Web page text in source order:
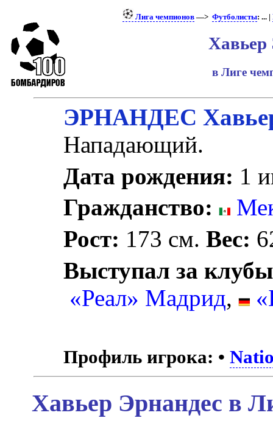
Лига чемпионов—> Футболисты: ... |
Хавьер
в Лиге
ЭРНАНДЕС
Нападающий.
Дата рождения: 1
Гражданство:
Рост: 173 см.Вес:
Выступал за
«Реал» Мадрид,
Профиль игрока: •
Хавьер Эрнандес в